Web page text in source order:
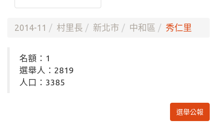
2014-11 村里長 新北市 中和區 秀仁里
名額：1
選舉人：2819
人口：3385
選舉公報